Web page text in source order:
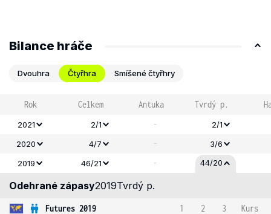
Bilance hráče
Dvouhra Čtyřhra Smíšené čtyřhry
Rok Celkem Antuka Tvrdý p.
2021 2/1 -
2/1
2020
4/7 -
3/6
2019
46/21 - 44/20
Odehrané zápasy2019Tvrdý p.
Futures 2019 1 2 3
Kurs